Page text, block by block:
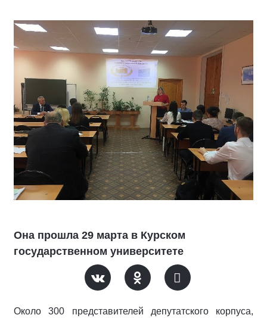
Она прошла 29 марта в Курском
государственном университете
Около 300 представителей депутатского корпуса,